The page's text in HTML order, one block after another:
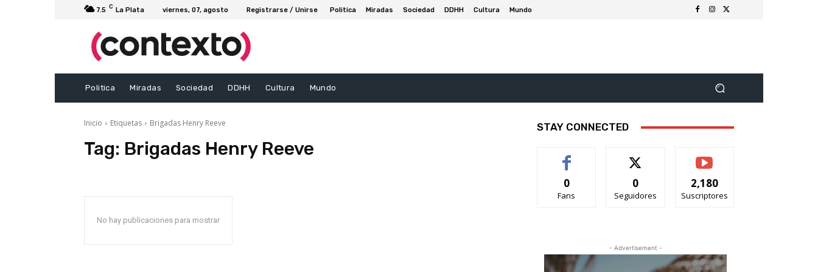
7.5 C La Plata viernes, 07, agosto Registrarse / Unirse Politica Miradas Sociedad DDHH Cultura Mundo
Politica Miradas Sociedad DDHH Cultura Mundo
Inicio Etiquetas Brigadas Henry Reeve
Tag: Brigadas Henry Reeve
No hay publicaciones para mostrar
STAY CONNECTED
0
Fans
0
Seguidores
2,180
Suscriptores
- Advertisement -